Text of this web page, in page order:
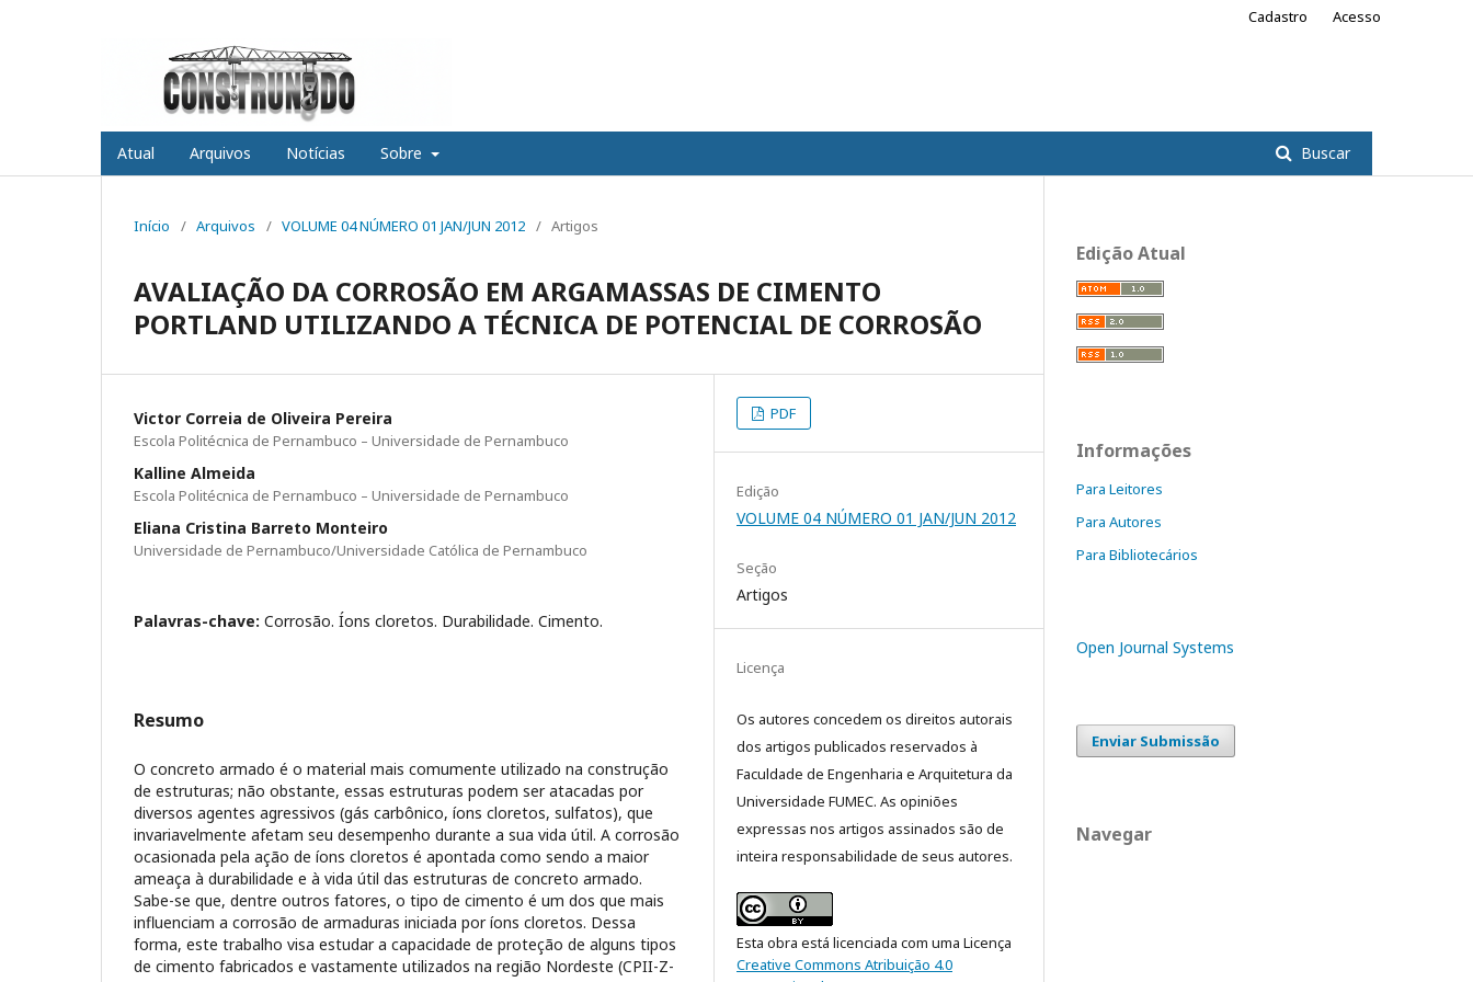
Atual Arquivos Notícias Sobre Buscar
Cadastro Acesso
Início / Arquivos / VOLUME 04 NÚMERO 01 JAN/JUN 2012 / Artigos
AVALIAÇÃO DA CORROSÃO EM ARGAMASSAS DE CIMENTO
PORTLAND UTILIZANDO A TÉCNICA DE POTENCIAL DE CORROSÃO
Victor Correia de Oliveira Pereira
Escola Politécnica de Pernambuco – Universidade de Pernambuco
Kalline Almeida
Escola Politécnica de Pernambuco – Universidade de Pernambuco
Eliana Cristina Barreto Monteiro
Universidade de Pernambuco/Universidade Católica de Pernambuco
Palavras-chave: Corrosão. Íons cloretos. Durabilidade. Cimento.
Resumo
O concreto armado é o material mais comumente utilizado na construção
de estruturas; não obstante, essas estruturas podem ser atacadas por
diversos agentes agressivos (gás carbônico, íons cloretos, sulfatos), que
invariavelmente afetam seu desempenho durante a sua vida útil. A corrosão
ocasionada pela ação de íons cloretos é apontada como sendo a maior
ameaça à durabilidade e à vida útil das estruturas de concreto armado.
Sabe-se que, dentre outros fatores, o tipo de cimento é um dos que mais
influenciam a corrosão de armaduras iniciada por íons cloretos. Dessa
forma, este trabalho visa estudar a capacidade de proteção de alguns tipos
de cimento fabricados e vastamente utilizados na região Nordeste (CPII-Z-
PDF
Edição
VOLUME 04 NÚMERO 01 JAN/JUN 2012
Seção
Artigos
Licença
Os autores concedem os direitos autorais
dos artigos publicados reservados à
Faculdade de Engenharia e Arquitetura da
Universidade FUMEC. As opiniões
expressas nos artigos assinados são de
inteira responsabilidade de seus autores.
Esta obra está licenciada com uma Licença
Creative Commons Atribuição 4.0
Edição Atual
Informações
Para Leitores
Para Autores
Para Bibliotecários
Open Journal Systems
Enviar Submissão
Navegar